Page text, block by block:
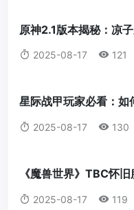
原神2.1版本揭秘：凉
与隐藏料理全解析
2025-08-17 121
星际战甲玩家必看：如
Gauss神器「迅发电浆
2025-08-17 130
《魔兽世界》TBC怀
害全攻略：操作，意识
2025-08-17 119